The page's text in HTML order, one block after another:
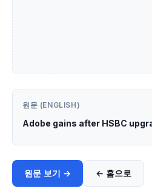
원문 (ENGLISH)
Adobe gains after HSBC
원문 보기 → ← 홈으로